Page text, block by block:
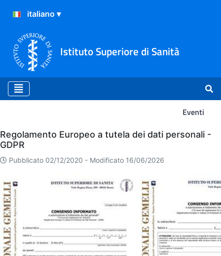
Istituto Superiore di Sanità
Eventi
Eventi
Regolamento Europeo a tutela dei dati personali -
GDPR
Pubblicato 02/12/2020 - Modificato 16/06/2026